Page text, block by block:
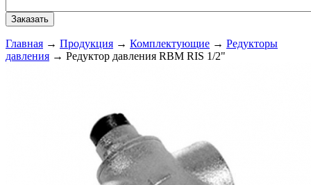
Главная → Продукция → Комплектующие → Редукторы
давления → Редуктор давления RBM RIS 1/2"